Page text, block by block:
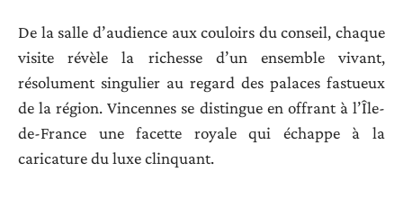
De la salle d’audience aux couloirs du conseil, chaque
visite révèle la richesse d’un ensemble vivant,
résolument singulier au regard des palaces fastueux
de la région. Vincennes se distingue en offrant à l’Île-
de-France une facette royale qui échappe à la
caricature du luxe clinquant.